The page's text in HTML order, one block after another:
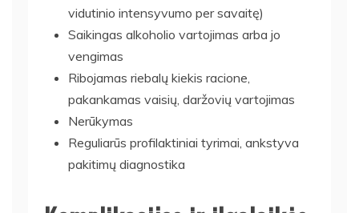
vidutinio intensyvumo per savaitę)
Saikingas alkoholio vartojimas arba jo
vengimas
Ribojamas riebalų kiekis racione,
pakankamas vaisių, daržovių vartojimas
Nerūkymas
Reguliarūs profilaktiniai tyrimai, ankstyva
pakitimų diagnostika